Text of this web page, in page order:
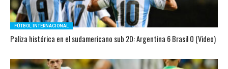
FÚTBOL INTERNACIONAL
Paliza histórica en el sudamericano sub 20: Argentina 6 Brasil 0 (Video)